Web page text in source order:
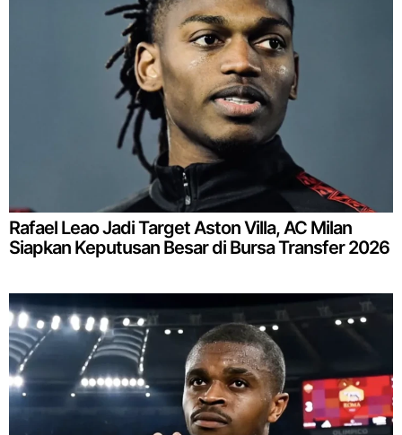
Rafael Leao Jadi Target Aston Villa, AC Milan
Siapkan Keputusan Besar di Bursa Transfer 2026